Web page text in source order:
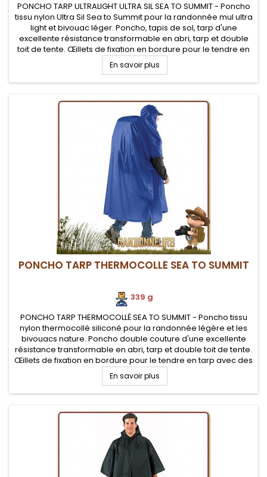
PONCHO TARP ULTRALIGHT ULTRA SIL SEA TO SUMMIT - Poncho
tissu nylon Ultra Sil Sea to Summit pour la randonnée mul ultra
light et bivouac léger. Poncho, tapis de sol, tarp d'une
excellente résistance transformable en abri, tarp et double
toit de tente. Œillets de fixation en bordure pour le tendre en
tarp avec des cordes et piquets de tente
En savoir plus
PONCHO TARP THERMOCOLLÉ SEA TO SUMMIT
339 g
PONCHO TARP THERMOCOLLÉ SEA TO SUMMIT - Poncho tissu
nylon thermocollé siliconé pour la randonnée légère et les
bivouacs nature. Poncho double couture d'une excellente
résistance transformable en abri, tarp et double toit de tente.
Œillets de fixation en bordure pour le tendre en tarp avec des
cordes et piquets de tente
En savoir plus